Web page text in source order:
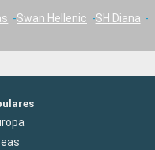
Swan Hellenic
SH Diana